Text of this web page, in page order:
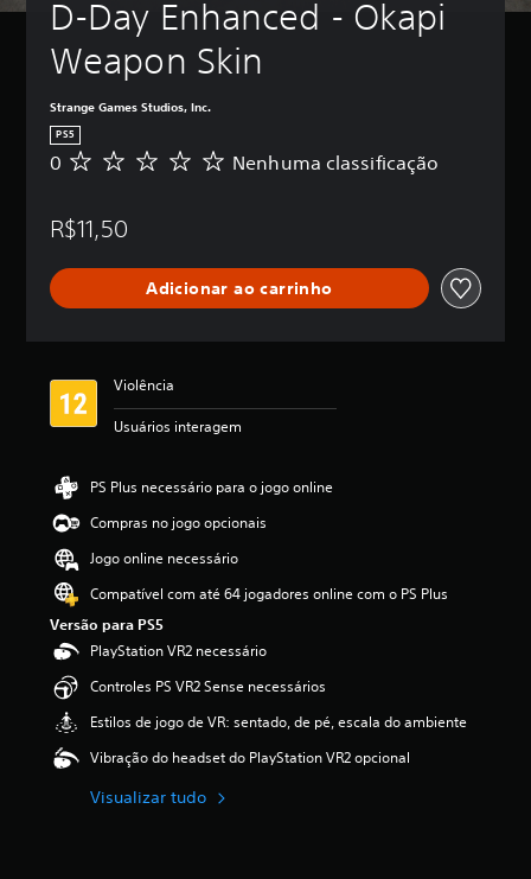
D-Day Enhanced - Okapi
Weapon Skin
Strange Games Studios, Inc.
PS5
N
h
m
a
s
i
c
ç
ã
o
0 Nenhuma classificação
R$11,50
Adicionar ao carrinho
Violência
Usuários interagem
PS Plus necessário para o jogo online
Compras no jogo opcionais
Jogo online necessário
Compatível com até 64 jogadores online com o PS Plus
Versão para PS5
PlayStation VR2 necessário
Controles PS VR2 Sense necessários
Estilos de jogo de VR: sentado, de pé, escala do ambiente
Vibração do headset do PlayStation VR2 opcional
Visualizar tudo